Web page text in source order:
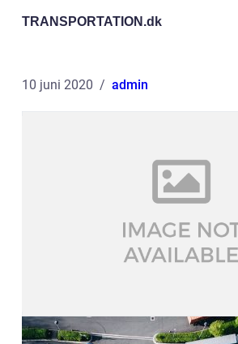
TRANSPORTATION.dk
10 juni 2020 admin